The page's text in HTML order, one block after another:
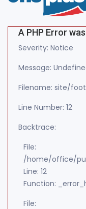
A PHP Error
Severity: Notice
Message:
Filename: site/
Line Number: 12
Backtrace:
File:
/home/office/
Line: 12
Function:
File: